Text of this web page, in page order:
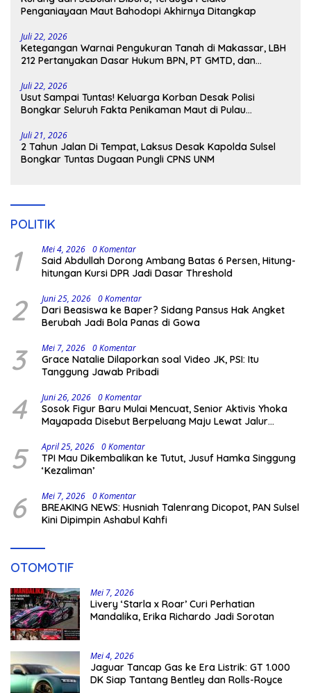
Penganiayaan Maut Bahodopi Akhirnya Ditangkap
Juli 22, 2026
Ketegangan Warnai Pengukuran Tanah di Makassar, LBH
212 Pertanyakan Dasar Hukum BPN, PT GMTD, dan
Juli 22, 2026
Usut Sampai Tuntas! Keluarga Korban Desak Polisi
Bongkar Seluruh Fakta Penikaman Maut di Pulau
Juli 21, 2026
2 Tahun Jalan Di Tempat, Laksus Desak Kapolda Sulsel
Bongkar Tuntas Dugaan Pungli CPNS UNM
POLITIK
1 Mei 4, 2026 0 Komentar
Said Abdullah Dorong Ambang Batas 6 Persen, Hitung-
hitungan Kursi DPR Jadi Dasar Threshold
2 Juni 25, 2026 0 Komentar
Dari Beasiswa ke Baper? Sidang Pansus Hak Angket
Berubah Jadi Bola Panas di Gowa
3 Mei 7, 2026 0 Komentar
Grace Natalie Dilaporkan soal Video JK, PSI: Itu
Tanggung Jawab Pribadi
4 Juni 26, 2026 0 Komentar
Sosok Figur Baru Mulai Mencuat, Senior Aktivis Yhoka
Mayapada Disebut Berpeluang Maju Lewat Jalur
5 April 25, 2026 0 Komentar
TPI Mau Dikembalikan ke Tutut, Jusuf Hamka Singgung
‘Kezaliman’
6 Mei 7, 2026 0 Komentar
BREAKING NEWS: Husniah Talenrang Dicopot, PAN Sulsel
Kini Dipimpin Ashabul Kahfi
OTOMOTIF
Mei 7, 2026
Livery ‘Starla x Roar’ Curi Perhatian
Mandalika, Erika Richardo Jadi Sorotan
Mei 4, 2026
Jaguar Tancap Gas ke Era Listrik: GT 1.000
DK Siap Tantang Bentley dan Rolls-Royce